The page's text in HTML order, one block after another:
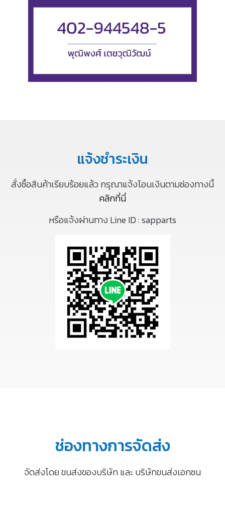
แจ้งชำระเงิน
สั่งซื้อสินค้าเรียบร้อยแล้ว กรุณาแจ้งโอนเงินตามช่องทางนี้
คลิกที่นี่
หรือแจ้งผ่านทาง Line ID :sapparts
ช่องทางการจัดส่ง
จัดส่งโดย ขนส่งของบริษัท และ บริษัทขนส่งเอกชน